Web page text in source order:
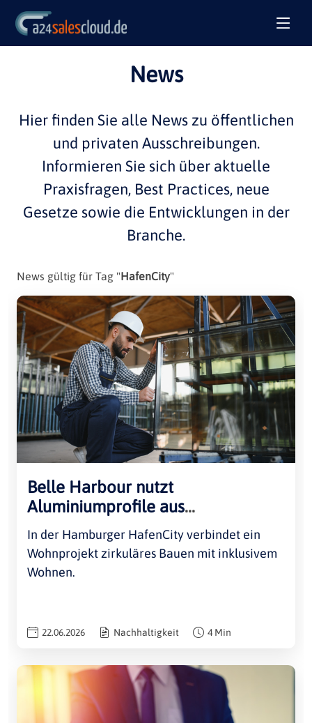
News
Hier finden Sie alle Newszu öffentlichen
und privaten Ausschreibungen.
Informieren Sie sich über aktuelle
Praxisfragen, Best Practices, neue
Gesetze sowie die Entwicklungen in der
Branche.
News gültig für Tag "HafenCity"
Belle Harbour nutzt
Aluminiumprofile aus
Kunstinstallation
In der Hamburger HafenCity verbindet ein
Wohnprojekt zirkuläres Bauen mit inklusivem
Wohnen.
22.06.2026 Nachhaltigkeit 4 Min